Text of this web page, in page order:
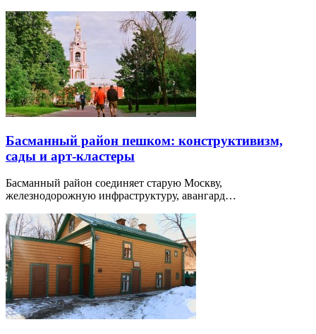
Басманный район пешком: конструктивизм,
сады и арт-кластеры
Басманный район соединяет старую Москву,
железнодорожную инфраструктуру, авангард…